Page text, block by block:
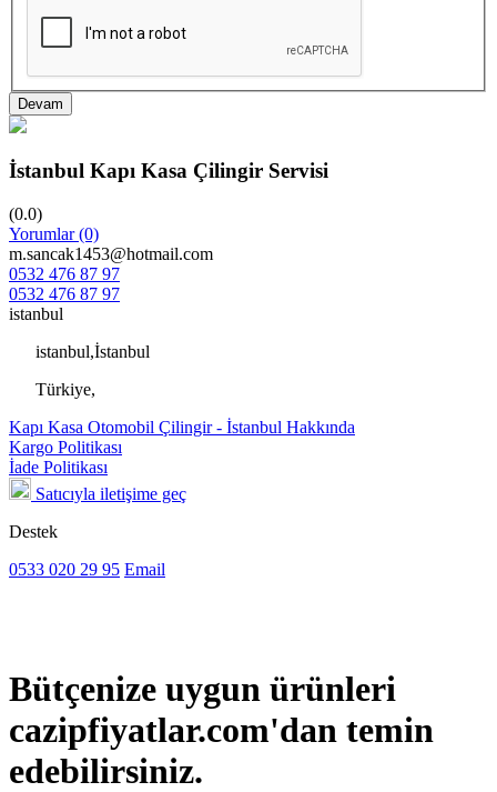
Devam
İstanbul Kapı Kasa Çilingir Servisi
(0.0)
Yorumlar (0)
m.sancak1453@hotmail.com
0532 476 87 97
0532 476 87 97
istanbul
istanbul,İstanbul
Türkiye,
Kapı Kasa Otomobil Çilingir - İstanbul Hakkında
Kargo Politikası
İade Politikası
Satıcıyla iletişime geç
Destek
0533 020 29 95 Email
Bütçenize uygun ürünleri
cazipfiyatlar.com'dan temin
edebilirsiniz.